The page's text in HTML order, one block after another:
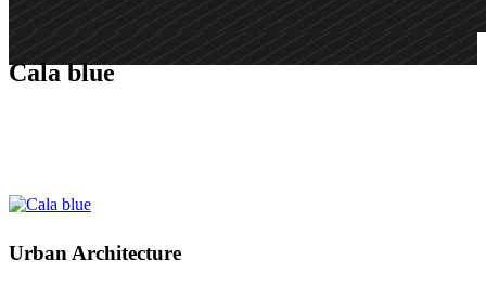
Cala blue
Urban Architecture